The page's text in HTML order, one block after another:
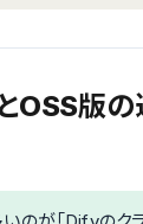
OSS版の